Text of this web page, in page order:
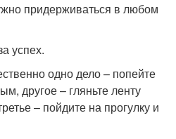
придерживаться в любом
успех.
одно дело – попейте
другое – гляньте ленту
– пойдите на прогулку и